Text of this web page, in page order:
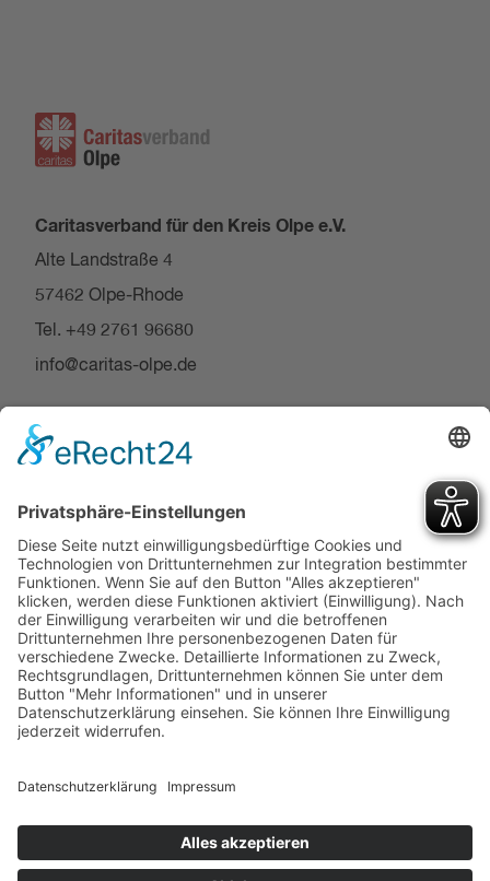
Caritasverband für den Kreis Olpe e.V.
Alte Landstraße 4
57462 Olpe-Rhode
Tel. +49 2761 96680
info@caritas-olpe.de
Über uns
Spende & Ehrenamt
Hilfe & Beratung
Startseite
Caritas Deutschland
Impressum
Datenschutz